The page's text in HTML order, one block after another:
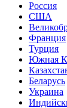
Россия
США
Франция
Турция
Южная
Беларусь
Украина